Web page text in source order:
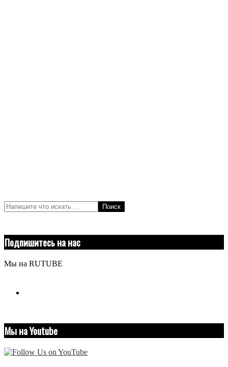
Поиск
Подпишитесь на нас
Мы на RUTUBE
Мы на Youtube